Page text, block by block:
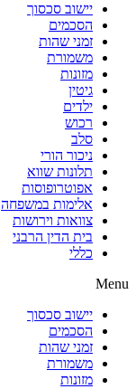
יישוב סכסוך
הסכמים
זמני שהות
משמורת
מזונות
גיטין
ילדים
רכוש
סלב
ניכור הורי
תלונות שווא
אפוטרופוסות
אלימות במשפחה
צוואות וירושות
בית הדין הרבני
כללי
Menu
יישוב סכסוך
הסכמים
זמני שהות
משמורת
מזונות